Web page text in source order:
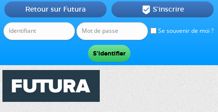
Se souvenir de moi ?
Retour sur Futura  S'inscrire